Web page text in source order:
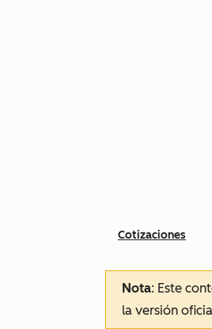
Cotizaciones
Nota: Este
la versión